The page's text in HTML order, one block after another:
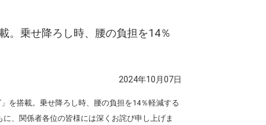
。乗せ降ろし時、腰の負担を14％
2024年10月07日
を搭載。乗せ降ろし時、腰の負担を14％軽減する
、関係者各位の皆様には深くお詫び申し上げま